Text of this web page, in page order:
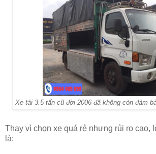
Xe tải 3.5 tấn cũ đời 2006 đã không còn đảm
Thay vì chọn xe quá rẻ nhưng rủi ro cao,
là: